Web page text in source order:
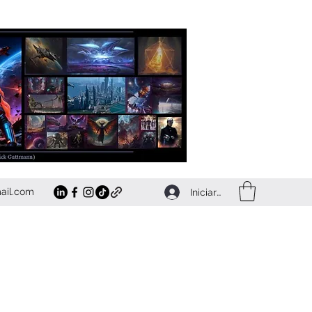
Iniciar sesión